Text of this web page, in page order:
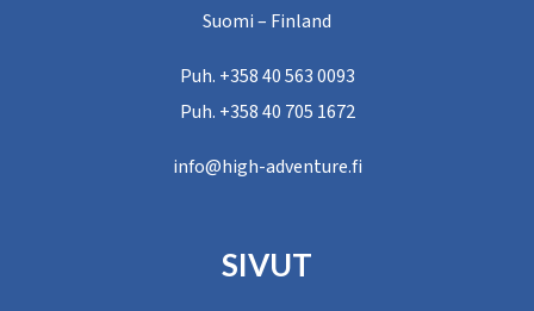
Suomi – Finland
Puh. +358 40 563 0093
Puh. +358 40 705 1672
info@high-adventure.fi
SIVUT